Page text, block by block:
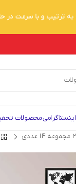
محصولات
به ترتیب و با سرعت در